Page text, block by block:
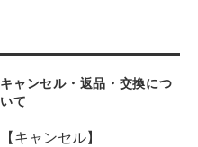
キャンセル・返品・交換につ
いて
【キャンセル】